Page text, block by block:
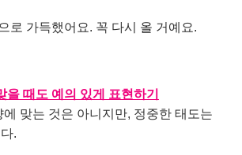
로 가득했어요. 꼭 다시 올 거예요.
을 때도 예의 있게 표현하기
에 맞는 것은 아니지만, 정중한 태도는
.